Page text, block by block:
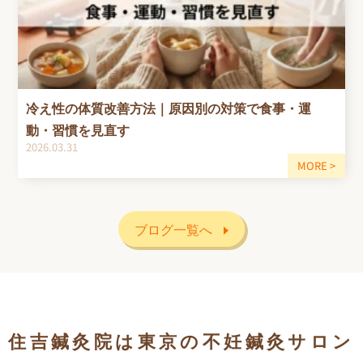
冷え性の体質改善方法｜原因別の対策で食事・運
動・習慣を見直す
2026.03.31
ブログ一覧へ
住吉鍼灸院は東京の不妊鍼灸サロン